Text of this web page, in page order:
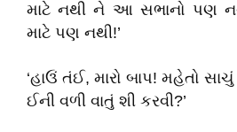
માટે નથી ને આ સભાનો પણ
માટે પણ નથી!’
‘હાઉં તંઈ, મારો બાપ! મહેતો
ઈની વળી વાતું શી કરવી?’